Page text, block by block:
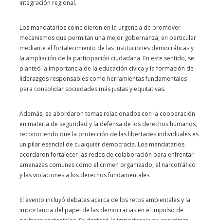
integración regional.
Los mandatarios coincidieron en la urgencia de promover
mecanismos que permitan una mejor gobernanza, en particular
mediante el fortalecimiento de las instituciones democráticas y
la ampliación de la participación ciudadana. En este sentido, se
planteó la importancia de la educación cívica y la formación de
liderazgos responsables como herramientas fundamentales
para consolidar sociedades más justas y equitativas.
Además, se abordaron temas relacionados con la cooperación
en materia de seguridad y la defensa de los derechos humanos,
reconociendo que la protección de las libertades individuales es
un pilar esencial de cualquier democracia. Los mandatarios
acordaron fortalecer las redes de colaboración para enfrentar
amenazas comunes como el crimen organizado, el narcotráfico
y las violaciones a los derechos fundamentales.
El evento incluyó debates acerca de los retos ambientales y la
importancia del papel de las democracias en el impulso de